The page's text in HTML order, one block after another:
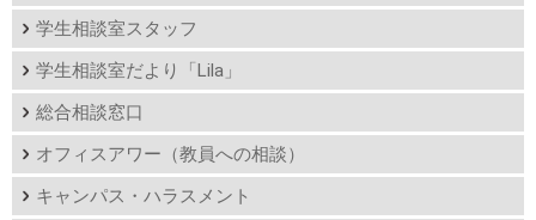
学生相談室スタッフ
学生相談室だより「Lila」
総合相談窓口
オフィスアワー（教員への相談）
キャンパス・ハラスメント